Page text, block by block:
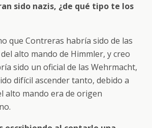
sido nazis, ¿de qué tipo te los
que Contreras habría sido de las
alto mando de Himmler, y creo
sido un oficial de las Wehrmacht,
difícil ascender tanto, debido a
alto mando era de origen